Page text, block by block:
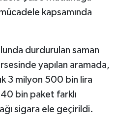
kapsamında
durdurulan saman
yapılan aramada,
3 milyon 500 bin lira
bin paket farklı
sigara ele geçirildi.